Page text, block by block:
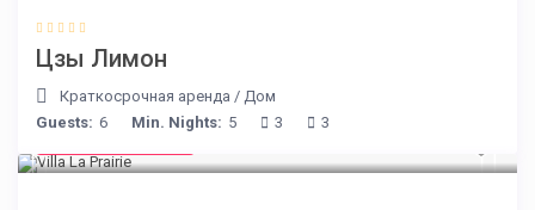
Цзы Лимон
Краткосрочная аренда /Дом
Guests: 6 Min. Nights: 5 3 3